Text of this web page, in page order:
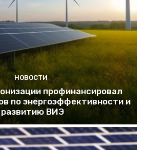
НОВОСТИ
профинансировал
по энергоэффективности и
развитию ВИЭ